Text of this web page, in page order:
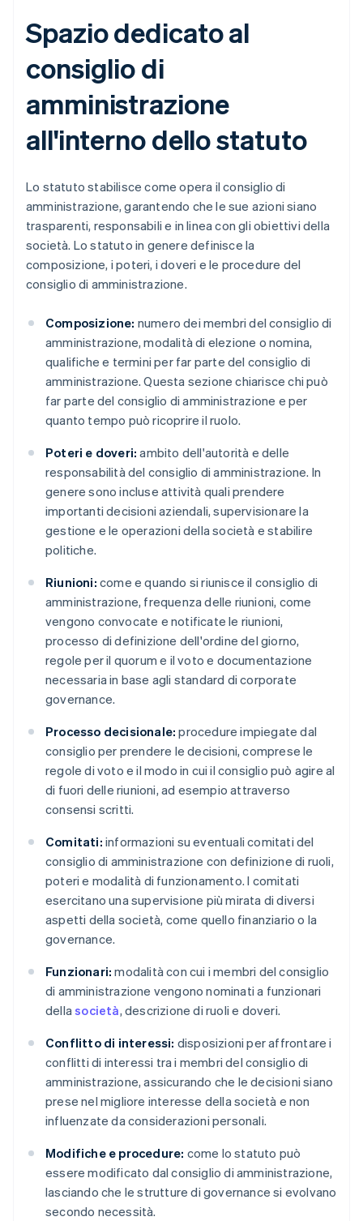
Spazio dedicato al
consiglio di
amministrazione
all'interno dello statuto
Lo statuto stabilisce come opera il consiglio di
amministrazione, garantendo che le sue azioni siano
trasparenti, responsabili e in linea con gli obiettivi della
società. Lo statuto in genere definisce la
composizione, i poteri, i doveri e le procedure del
consiglio di amministrazione.
Composizione: numero dei membri del consiglio di
amministrazione, modalità di elezione o nomina,
qualifiche e termini per far parte del consiglio di
amministrazione. Questa sezione chiarisce chi può
far parte del consiglio di amministrazione e per
quanto tempo può ricoprire il ruolo.
Poteri e doveri: ambito dell'autorità e delle
responsabilità del consiglio di amministrazione. In
genere sono incluse attività quali prendere
importanti decisioni aziendali, supervisionare la
gestione e le operazioni della società e stabilire
politiche.
Riunioni: come e quando si riunisce il consiglio di
amministrazione, frequenza delle riunioni, come
vengono convocate e notificate le riunioni,
processo di definizione dell'ordine del giorno,
regole per il quorum e il voto e documentazione
necessaria in base agli standard di corporate
governance.
Processo decisionale: procedure impiegate dal
consiglio per prendere le decisioni, comprese le
regole di voto e il modo in cui il consiglio può agire al
di fuori delle riunioni, ad esempio attraverso
consensi scritti.
Comitati: informazioni su eventuali comitati del
consiglio di amministrazione con definizione di ruoli,
poteri e modalità di funzionamento. I comitati
esercitano una supervisione più mirata di diversi
aspetti della società, come quello finanziario o la
governance.
Funzionari: modalità con cui i membri del consiglio
di amministrazione vengono nominati a funzionari
dellasocietà, descrizione di ruoli e doveri.
Conflitto di interessi: disposizioni per affrontare i
conflitti di interessi tra i membri del consiglio di
amministrazione, assicurando che le decisioni siano
prese nel migliore interesse della società e non
influenzate da considerazioni personali.
Modifiche e procedure: come lo statuto può
essere modificato dal consiglio di amministrazione,
lasciando che le strutture di governance si evolvano
secondo necessità.